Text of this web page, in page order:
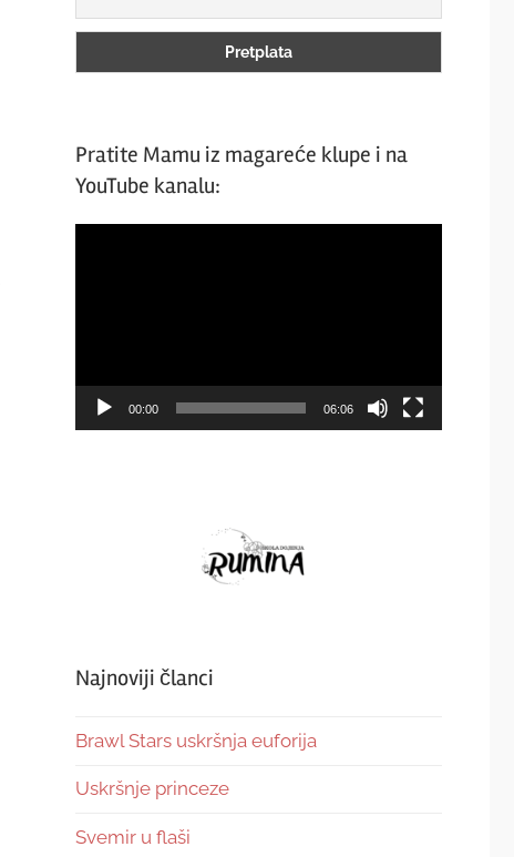
Pratite Mamu iz magareće klupe i na
YouTube kanalu:
00:00 06:06
Najnoviji članci
Brawl Stars uskršnja euforija
Uskršnje princeze
Svemir u flaši